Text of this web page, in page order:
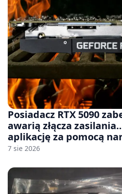
Posiadacz RTX 5090
awarią złącza
aplikację za pomocą
7 sie 2026